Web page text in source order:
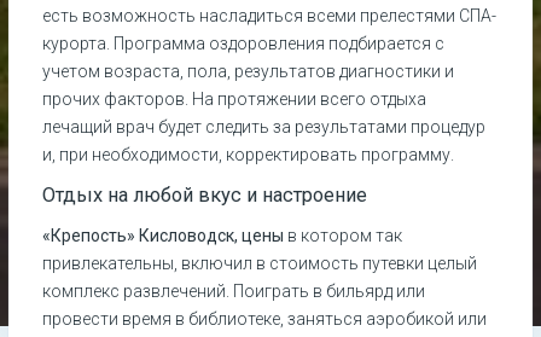
есть возможность насладиться всеми прелестями СПА-
курорта. Программа оздоровления подбирается с
учетом возраста, пола, результатов диагностики и
прочих факторов. На протяжении всего отдыха
лечащий врач будет следить за результатами процедур
и, при необходимости, корректировать программу.
Отдых на любой вкус и настроение
«Крепость» Кисловодск, цены в котором так
привлекательны, включил в стоимость путевки целый
комплекс развлечений. Поиграть в бильярд или
провести время в библиотеке, заняться аэробикой или